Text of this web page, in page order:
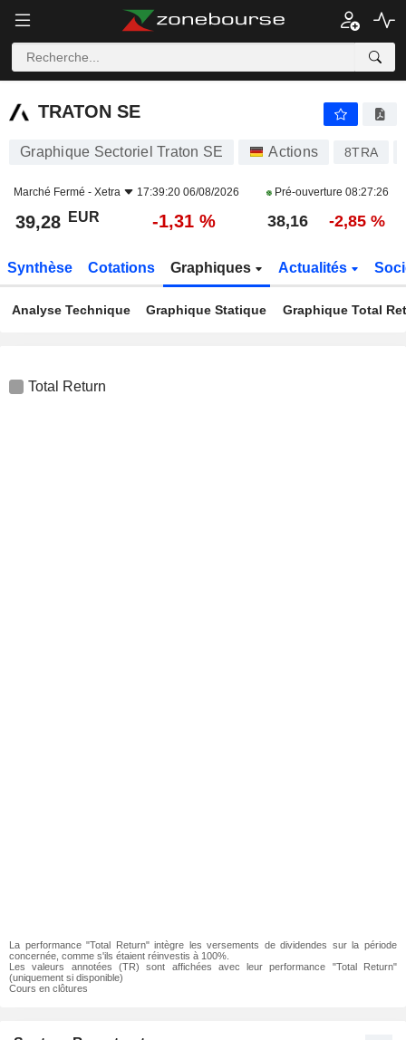
TRATON SE
TRATON SE
Graphique Sectoriel Traton SE Actions 8TRA
Marché Fermé - Xetra 17:39:20 06/08/2026 Pré-ouverture 08:27:26
39,28 EUR -1,31 % 38,16 -2,85 %
Synthèse Cotations Graphiques Actualités
Analyse Technique Graphique Statique Graphique Total
Total Return
La performance "Total Return" intègre les versements de dividendes sur la période
concernée, comme s'ils étaient réinvestis à 100%.
Les valeurs annotées (TR) sont affichées avec leur performance "Total Return"
(uniquement si disponible)
Cours en clôtures